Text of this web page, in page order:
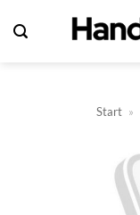
Inhalt
Start »